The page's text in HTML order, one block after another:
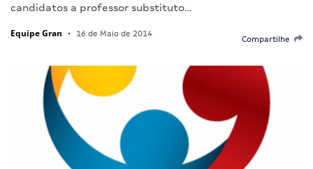
candidatos a professor substituto…
Equipe Gran • 16 de Maio de 2014
Compartilhe